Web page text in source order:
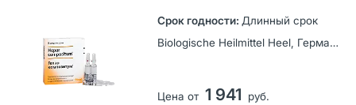
Длинный срок
Biologische Heilmittel Heel, Германия
Цена от 1 941 руб.